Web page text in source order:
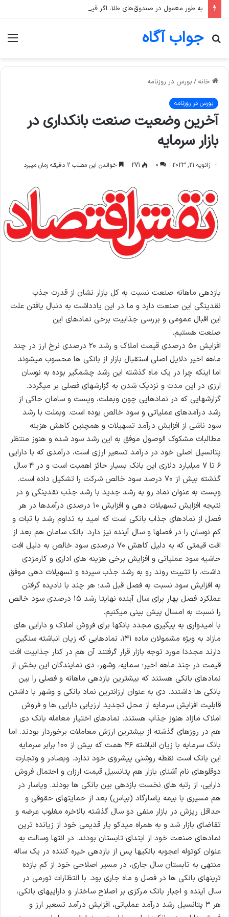
جواب آگاه
جستجو
خانه / بورس در روزنامه
بورس در روزنامه
آخرین وضعیت صنعت بانکداری در
بازار سرمایه
ژانویه 21, 2023 0
271 خواندن این مطلب 2 دقیقه زمان میبرد
بازدهی ماهانه صنعت نسبت به کل بازار نشان از قدرت جذب
نقدینگی این صنعت دارد و ما در این یادداشت به دنبال یافتن علت
این اقبال عمومی و بررسی جذابیت برخی نمادهای این
صنعت هستیم.
افزایش ۵۰ درصدی قیمت املاک و رشد ۲۰ درصدی نرخ ارز در چند
ماهه اخیر دلایل اصلی استقبال بازار از بانکی ها محسوب میشوند
اما اینکه چرا در یک ماه گذشته این رشد چشمگیر بوده به نوسان
ارزی در این مدت و نزدیک شدن به گزارشهای فصلی بر میگردد.
گزارشهایی که در نمادهایی چون وبملت، وپست و سامان حاکی از
رشد درآمدهای عملیاتی و سود خالص بوده است. وبملت با رشد
سود ناشی از افزایش درآمد تسهیلات و همچنین کاهش هزینه
مطالبات مشکوک الوصول موفق به این رشد سود شده و هنوز منتظر
پتانسیل اصلی خود در درآمد تسعیر ارزی است، درآمدی که با دارایی
۶ تا ۷ میلیارد دلاری این بانک بسیار حائز اهمیت است و در ۴ سال
گذشته بیش از ۷۰ درصد سود خالص شرکت را تشکیل داده است.
وپست به عنوان نماد رو به رشد جدید با رشد جذب نقدینگی و در
نتیجه افزایش تسهیلات دهی و افزایش ۱۰ درصدی درآمدها در هر
فصل از نمادهای جذاب بانکی است که امید به تداوم رشد با ثبات و
کم نوسان را در فصلها و سال آینده نیز دارد. بانک سامان هم بعد از
افت قیمتی که به دلیل کاهش ۷۰ درصدی سود خالص به دلیل افت
حاشیه سود عملیاتی و افزایش برخی هزینه های اداری و کارمزدی
داشت، با تثبیت روند رو به رشد جذب سپرده و تسهیلات دهی موفق
به افزایش سود نسبت به فصل قبل شد؛ هر چند با نادیده گرفتن
عملکرد فصل بهار برای سال آینده نهایتا رشد ۱۵ درصدی سود خالص
را نسبت به امسال پیش بینی میکنیم.
با امیدواری به پیگیری مجدد بانکها برای فروش املاک و دارایی های
مازاد به ویژه مشمولان ماده ۱۴۱، نمادهایی که زیان انباشته سنگین
دارند مجددا مورد توجه بازار قرار گرفتند آن هم در کنار جذابیت افت
قیمت در چند ماهه اخیر؛ سمایه، وشهر، دی نمایندگان این بخش از
نمادهای بانکی هستند که بیشترین بازدهی ماهانه و فصلی را بین
بانکی ها داشتند. دی به عنوان ارزانترین نماد بانکی و وشهر با داشتن
قابلیت افزایش سرمایه از محل تجدید ارزیابی دارایی ها و فروش
املاک مازاد هنوز جذاب هستند. نمادهای اختیار معامله بانک دی
هم در روزهای گذشته از بیشترین ارزش معاملات برخوردار بودند. اما
بانک سرمایه با زیان انباشته ۴۶ همت که بیش از ۱۰۰ برابر سرمایه
این بانک است نقطه روشنی پیشروی خود ندارد. وبصادر و وتجارت
دوقلوهای نام آشنای بازار هم پتانسیل قیمت ارزان و احتمال فروش
دارایی، از رتبه های نخست بازدهی بین بانکی ها بودند. وپاسار در
هم مسیری با بیمه پاسارگاد (بپاس) بعد از حمایتهای حقوقی و
حداقل ریزش در بازار منفی دو سال گذشته بالاخره مغلوب عرضه و
تقاضای بازار شد و به همراه میدکو یار قدیمی خود از زیانده ترین
نمادهای صنعت خود از ابتدای تابستان بودند. در انتها وسالت به
عنوان کوتوله اعجوبه بانکیها پس از بازدهی خیره کننده در یک ساله
منتهی به تابستان سال جاری، در مسیر اصلاحی خود از کم بازده
ترینهای بانکی ها در فصل و ماه جاری بود. با انتظارات تورمی در
سال آینده و اجبار بانک مرکزی بر اصلاح ساختار و داراییهای بانکی،
هر ۳ پتانسیل رشد درآمد عملیاتی، افزایش درآمد تسعیر ارز و